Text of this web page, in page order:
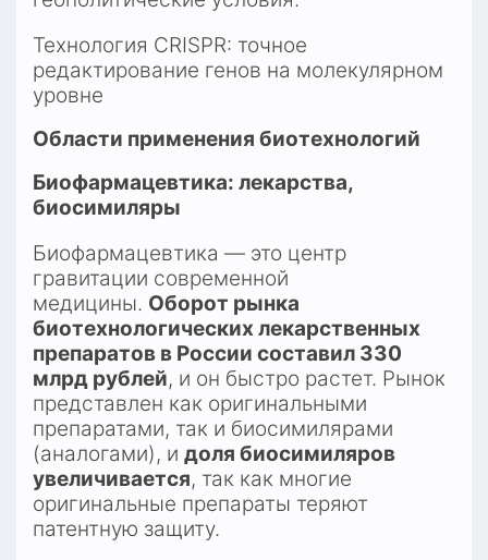
Технология CRISPR: точное
редактирование генов на молекулярном
уровне
Области применения биотехнологий
Биофармацевтика: лекарства,
биосимиляры
Биофармацевтика — это центр
гравитации современной
медицины. Оборот рынка
биотехнологических лекарственных
препаратов в России составил 330
млрд рублей, и он быстро растет. Рынок
представлен как оригинальными
препаратами, так и биосимилярами
(аналогами), и доля биосимиляров
увеличивается, так как многие
оригинальные препараты теряют
патентную защиту.​